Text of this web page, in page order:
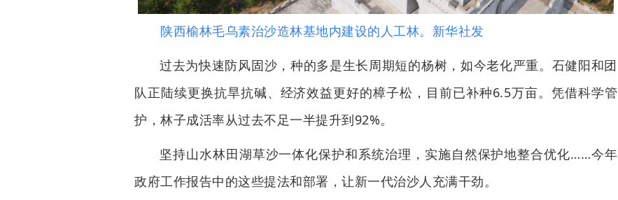
陕西榆林毛乌素治沙造林基地内建设的人工林。新华社发
过去为快速防风固沙，种的多是生长周期短的杨树，如今老化严重。石健阳和团
队正陆续更换抗旱抗碱、经济效益更好的樟子松，目前已补种6.5万亩。凭借科学管
护，林子成活率从过去不足一半提升到92%。
坚持山水林田湖草沙一体化保护和系统治理，实施自然保护地整合优化……今年
政府工作报告中的这些提法和部署，让新一代治沙人充满干劲。